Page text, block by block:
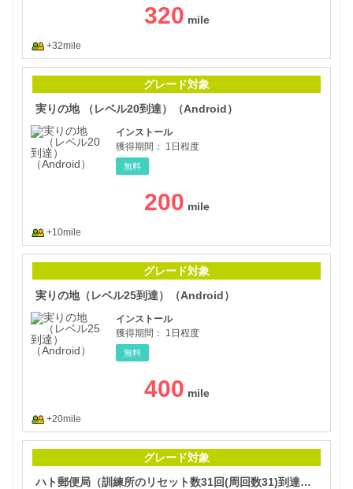
320
+32mile
グレード対象
実りの地 （レベル20到達）（Android）
インストール
獲得期間：
1日程度
無料
200
+10mile
グレード対象
実りの地（レベル25到達）（Android）
インストール
獲得期間：
1日程度
無料
400
+20mile
グレード対象
ハト郵便局（訓練所のリセット数31回(周回数31)到達）（Android）